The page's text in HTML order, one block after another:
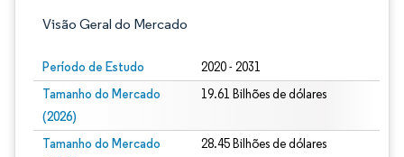
Visão Geral do Mercado
Período de Estudo 2020 - 2031
Tamanho do Mercado
(2026)
19.61 Bilhões de dólares
Tamanho do Mercado
28.45 Bilhões de dólares